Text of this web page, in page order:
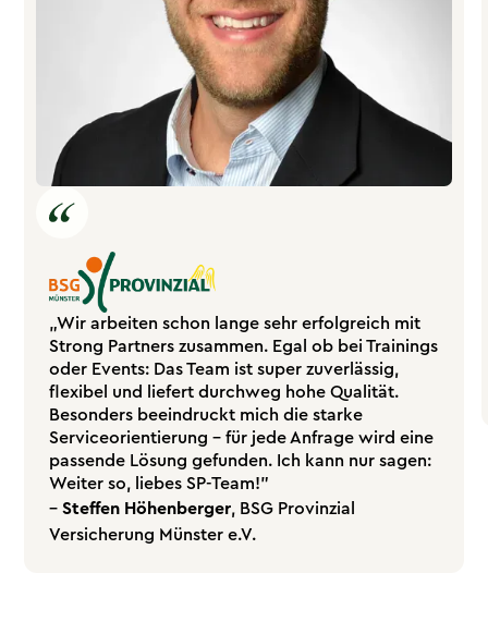
„Wir arbeiten schon lange sehr erfolgreich mit
Strong Partners zusammen. Egal ob bei Trainings
oder Events: Das Team ist super zuverlässig,
flexibel und liefert durchweg hohe Qualität.
Besonders beeindruckt mich die starke
Serviceorientierung – für jede Anfrage wird eine
passende Lösung gefunden. Ich kann nur sagen:
Weiter so, liebes SP-Team!"
–Steffen Höhenberger, BSG Provinzial
Versicherung Münster e.V.